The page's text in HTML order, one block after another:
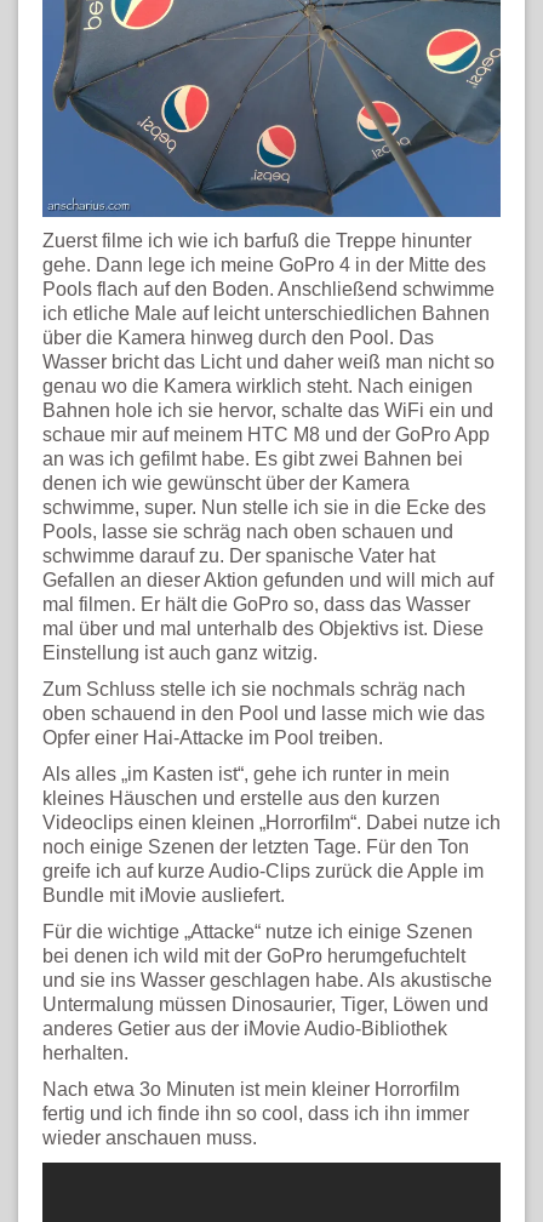
Zuerst filme ich wie ich barfuß die Treppe hinunter
gehe. Dann lege ich meine GoPro 4 in der Mitte des
Pools flach auf den Boden. Anschließend schwimme
ich etliche Male auf leicht unterschiedlichen Bahnen
über die Kamera hinweg durch den Pool. Das
Wasser bricht das Licht und daher weiß man nicht so
genau wo die Kamera wirklich steht. Nach einigen
Bahnen hole ich sie hervor, schalte das WiFi ein und
schaue mir auf meinem HTC M8 und der GoPro App
an was ich gefilmt habe. Es gibt zwei Bahnen bei
denen ich wie gewünscht über der Kamera
schwimme, super. Nun stelle ich sie in die Ecke des
Pools, lasse sie schräg nach oben schauen und
schwimme darauf zu. Der spanische Vater hat
Gefallen an dieser Aktion gefunden und will mich auf
mal filmen. Er hält die GoPro so, dass das Wasser
mal über und mal unterhalb des Objektivs ist. Diese
Einstellung ist auch ganz witzig.
Zum Schluss stelle ich sie nochmals schräg nach
oben schauend in den Pool und lasse mich wie das
Opfer einer Hai-Attacke im Pool treiben.
Als alles „im Kasten ist“, gehe ich runter in mein
kleines Häuschen und erstelle aus den kurzen
Videoclips einen kleinen „Horrorfilm“. Dabei nutze ich
noch einige Szenen der letzten Tage. Für den Ton
greife ich auf kurze Audio-Clips zurück die Apple im
Bundle mit iMovie ausliefert.
Für die wichtige „Attacke“ nutze ich einige Szenen
bei denen ich wild mit der GoPro herumgefuchtelt
und sie ins Wasser geschlagen habe. Als akustische
Untermalung müssen Dinosaurier, Tiger, Löwen und
anderes Getier aus der iMovie Audio-Bibliothek
herhalten.
Nach etwa 3o Minuten ist mein kleiner Horrorfilm
fertig und ich finde ihn so cool, dass ich ihn immer
wieder anschauen muss.